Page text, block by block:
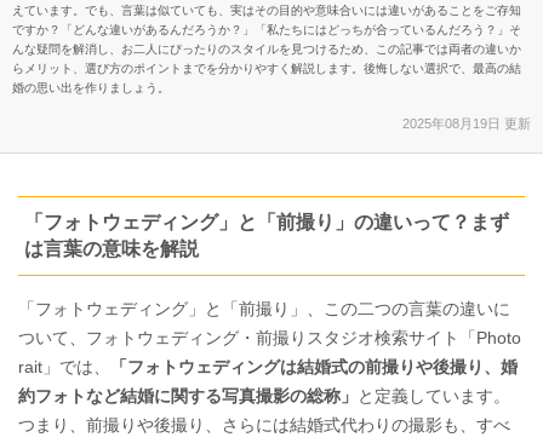
えています。でも、言葉は似ていても、実はその目的や意味合いには違いがあることをご存知
ですか？「どんな違いがあるんだろうか？」「私たちにはどっちが合っているんだろう？」そ
んな疑問を解消し、お二人にぴったりのスタイルを見つけるため、この記事では両者の違いか
らメリット、選び方のポイントまでを分かりやすく解説します。後悔しない選択で、最高の結
婚の思い出を作りましょう。
2025年08月19日 更新
「フォトウェディング」と「前撮り」の違いって？まず
は言葉の意味を解説
「フォトウェディング」と「前撮り」、この二つの言葉の違いに
ついて、 フォトウェディング・前撮りスタジオ検索サイト「Photo
rait」では、
「フォトウェディングは結婚式の前撮りや後撮り、婚
約フォトなど結婚に関する写真撮影の総称」 と定義しています。
つまり、前撮りや後撮り、さらには結婚式代わりの撮影も、すべ